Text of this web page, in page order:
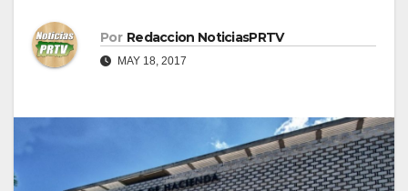
Por Redaccion NoticiasPRTV
MAY 18, 2017